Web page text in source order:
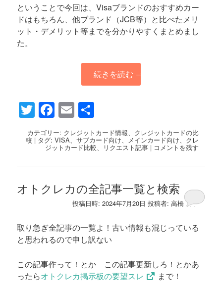
ということで今回は、Visaブランドのおすすめカー
ドはもちろん、他ブランド（JCB等）と比べたメリ
ット・デメリット等までを分かりやすくまとめまし
た。
続きを読む →
Twitter
Facebook
Email
有
カテゴリー: クレジットカード情報 クレジットカードの比
較 | タグ: VISA 、サブカード向け メインカード向け クレ
ジットカード比較 リクエスト記事 | コメントを残す
オトクレカの全記事一覧と検索
投稿日時:2024年7月20日 投稿者:高橋 蓉子
取り急ぎ全記事の一覧よ！古い情報も混じっている
と思われるので申し訳ない
この記事作って！とか この記事更新しろ！とかあ
ったらオトクレカ掲示板の要望スレ まで！